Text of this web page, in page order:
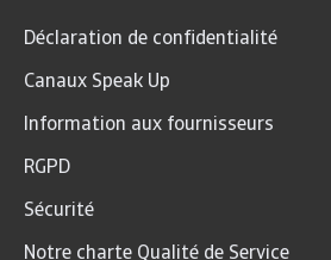
Déclaration de confidentialité
Canaux Speak Up
Information aux fournisseurs
RGPD
Sécurité
Notre charte Qualité de Service